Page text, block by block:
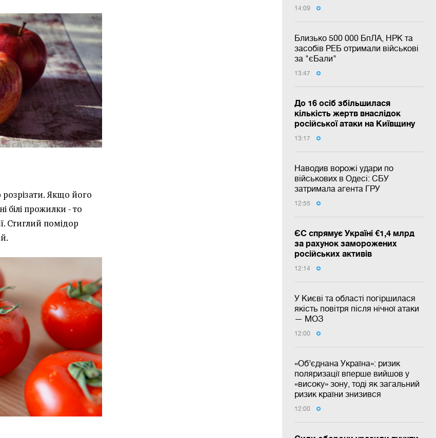
14:09
Близько 500 000 БпЛА, НРК та
засобів РЕБ отримали військові
за "єБали"
13:47
До 16 осіб збільшилася
кількість жертв внаслідок
російської атаки на Київщину
13:17
Наводив ворожі удари по
військових в Одесі: СБУ
затримала агента ГРУ
12:55
ЄС спрямує Україні €1,4 млрд
за рахунок заморожених
російських активів
12:14
У Києві та області погіршилася
якість повітря після нічної атаки
— МОЗ
12:00
«Об’єднана Україна»: ризик
поляризації вперше вийшов у
«високу» зону, тоді як загальний
ризик країни знизився
12:00
Якщо його
білі прожилки - то
Стиглий помідор